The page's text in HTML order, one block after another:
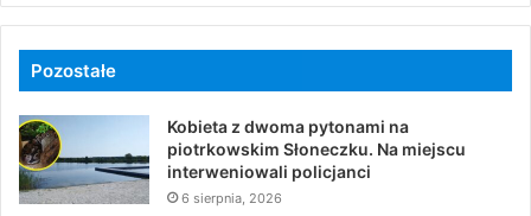
Pozostałe
Kobieta z dwoma pytonami na
piotrkowskim Słoneczku. Na miejscu
interweniowali policjanci
6 sierpnia, 2026